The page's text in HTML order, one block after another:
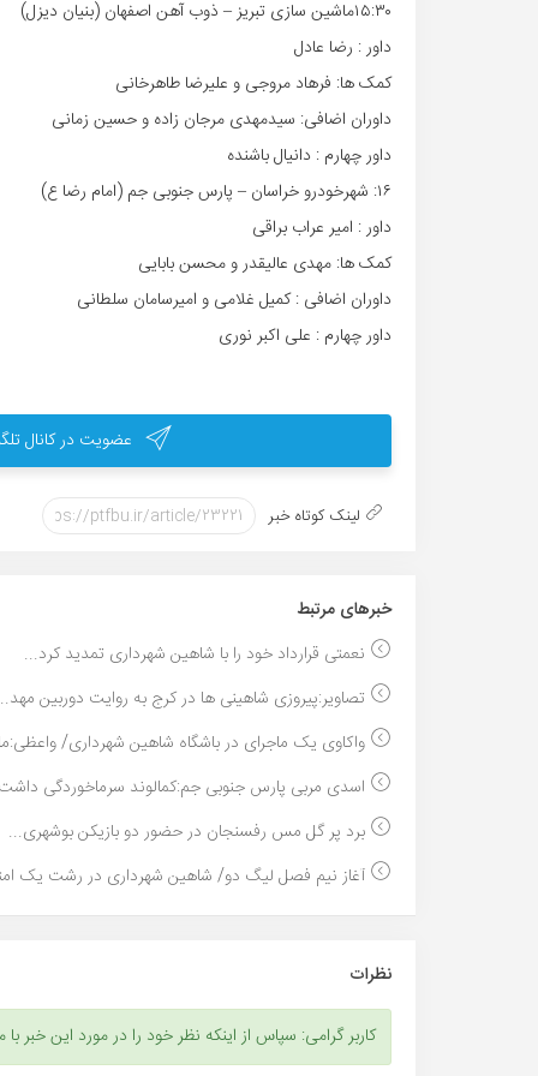
۱۵:۳۰ماشین سازی تبریز – ذوب آهن اصفهان (بنیان دیزل)
داور : رضا عادل
کمک ها: فرهاد مروجی و علیرضا طاهرخانی
داوران اضافی: سیدمهدی مرجان زاده و حسین زمانی
داور چهارم : دانیال باشنده
۱۶: شهرخودرو خراسان – پارس جنوبی جم (امام رضا ع)
داور : امیر عراب براقی
کمک ها: مهدی عالیقدر و محسن بابایی
داوران اضافی : کمیل غلامی و امیرسامان سلطانی
داور چهارم : علی اکبر نوری
عضویت در کانال
لینک کوتاه خبر
خبر‌های مرتبط
نعمتی قرارداد خود را با شاهین شهرداری تمدید کرد...
تصاویر:پیروزی شاهینی ها در کرج به روایت دوربین
واکاوی یک ماجرای در باشگاه شاهین شهرداری/
اسدی مربی پارس جنوبی جم:کمالوند سرماخوردگی
برد پر گل مس رفسنجان در حضور دو بازیکن بوشهری...
آغاز نیم فصل لیگ دو/ شاهین شهرداری در رشت یک
نظرات
کاربر گرامی: سپاس از اینکه نظر خود را در مورد این خبر